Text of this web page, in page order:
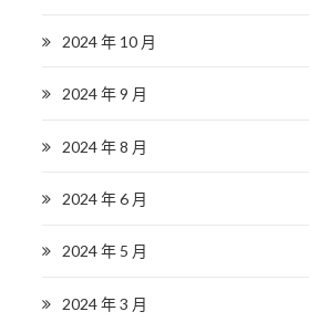
2024 年 10 月
2024 年 9 月
2024 年 8 月
2024 年 6 月
2024 年 5 月
2024 年 3 月